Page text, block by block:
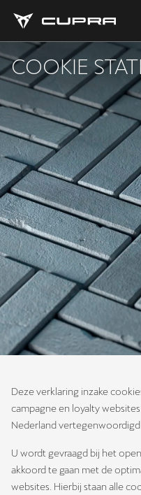
COOKIE
Deze verklaring inzake
campagne en loyalty
Nederland vertegenwoordigd
U wordt gevraagd bij het
akkoord te gaan met de
websites. Hierbij staan alle